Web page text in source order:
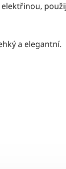
a elegantní.